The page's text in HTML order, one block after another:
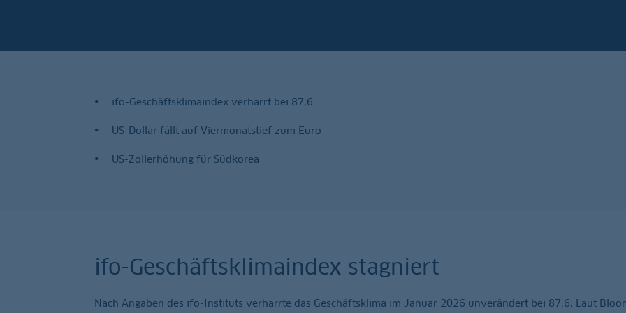
ifo-Geschäftsklimaindex verharrt bei 87,6
US-Dollar fällt auf Viermonatstief zum Euro
US-Zollerhöhung für Südkorea
ifo-Geschäftsklimaindex stagniert
Nach Angaben des ifo-Instituts verharrte das Geschäftsklima im Januar 2026 unverändert bei 87,6. Laut